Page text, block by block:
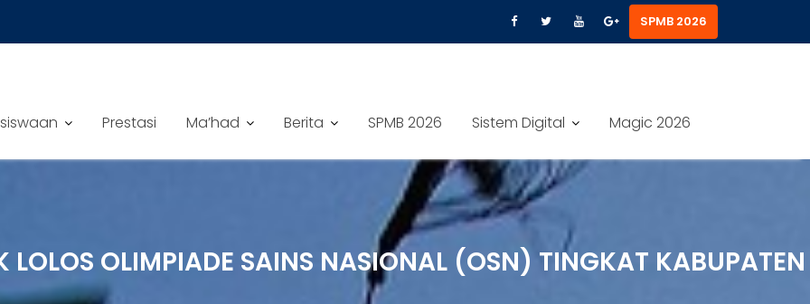
SPMB 2026
Prestasi Ma’had Berita SPMB 2026 Sistem Digital Magic 2026
LOLOS OLIMPIADE SAINS NASIONAL (OSN) TINGKAT KABUPATEN